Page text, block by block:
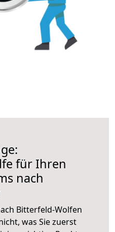
für Ihren
nach
Bitterfeld-Wolfen
was Sie zuerst